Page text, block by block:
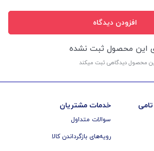
افزودن دیدگاه
این محصول ثبت نشده
محصول دیدگاهی ثبت میکند
خدمات مشتریان
سوالات متداول
رویه‌های بازگرداندن کالا